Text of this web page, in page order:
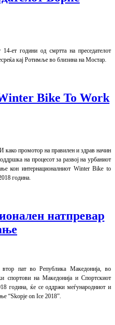
ет години од смртта на преседателот
кај Ротимље во близина на Мостар.
Bike To Work
промотор на правилен и здрав начин
на процесот за развој на урбаниот
кон интернационалниот Winter Bike to
година.
натпревар
пат во Република Македонија, во
спортови на Македонија и Спортскиот
година, ќе се оддржи меѓународниот и
“Skopje on Ice 2018”.